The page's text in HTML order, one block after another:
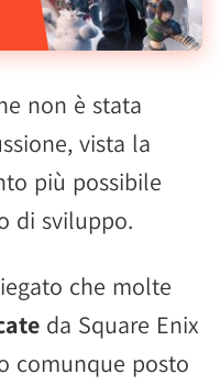
non è stata
vista la
più possibile
di sviluppo.
che molte
da Square Enix
comunque posto